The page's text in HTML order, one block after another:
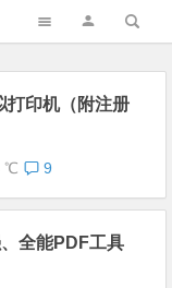
印机（附注册
℃ 9
全能PDF工具